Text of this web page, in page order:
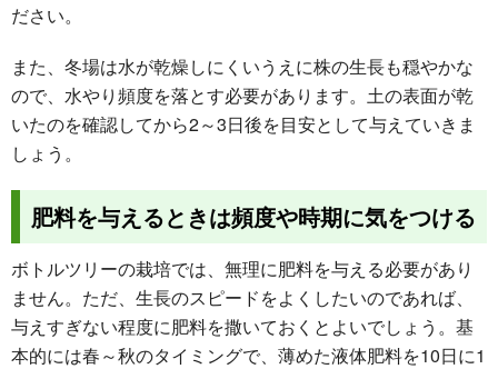
ださい。
また、冬場は水が乾燥しにくいうえに株の生長も穏やかな
ので、水やり頻度を落とす必要があります。土の表面が乾
いたのを確認してから2～3日後を目安として与えていきま
しょう。
肥料を与えるときは頻度や時期に気をつける
ボトルツリーの栽培では、無理に肥料を与える必要があり
ません。ただ、生長のスピードをよくしたいのであれば、
与えすぎない程度に肥料を撒いておくとよいでしょう。基
本的には春～秋のタイミングで、薄めた液体肥料を10日に1